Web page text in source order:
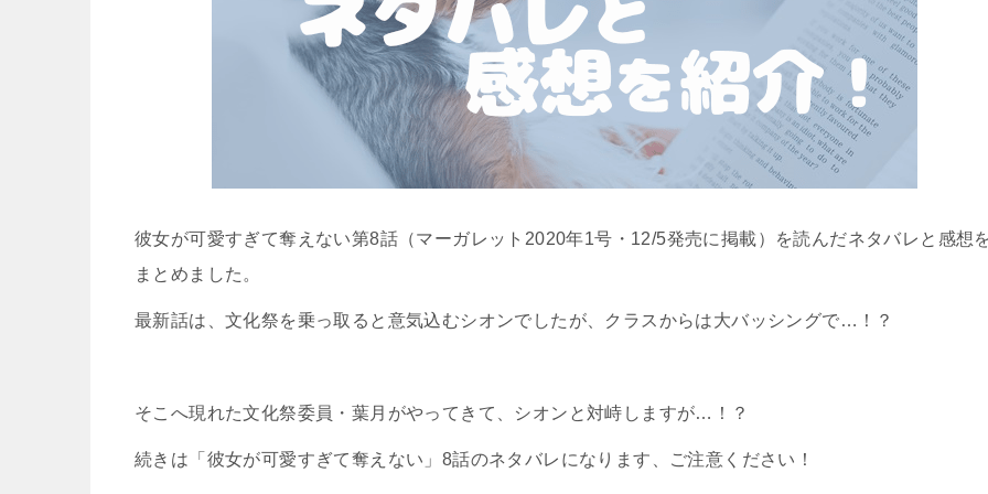
彼女が可愛すぎて奪えない第8話（マーガレット2020年1号・12/5発売に掲載）を読んだネタバレと感想
まとめました。
最新話は、文化祭を乗っ取ると意気込むシオンでしたが、クラスからは大バッシングで…！？
そこへ現れた文化祭委員・葉月がやってきて、シオンと対峙しますが…！？
続きは「彼女が可愛すぎて奪えない」8話のネタバレになります、ご注意ください！